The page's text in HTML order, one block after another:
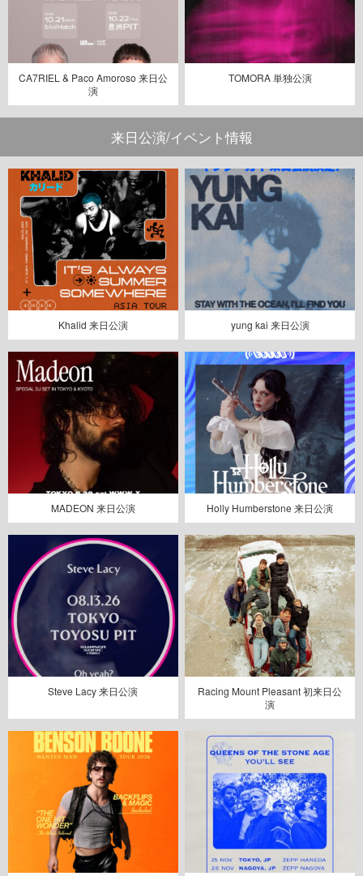
CA7RIEL & Paco Amoroso 来日公
演
TOMORA 単独公演
来日公演/イベント情報
Khalid 来日公演 yung kai 来日公演
MADEON 来日公演 Holly Humberstone 来日公演
Steve Lacy 来日公演
Racing Mount Pleasant 初来日公
演